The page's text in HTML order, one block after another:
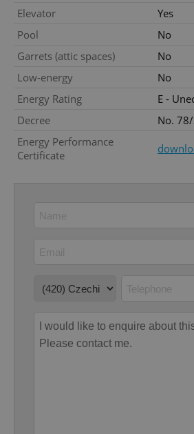
Elevator
Yes
Pool
No
Garrets (attic spaces)
No
Low-energy
No
Energy Rating
E -
Decree
No.
Energy Performance
Certificate
add_logo_profile_modal_displayed